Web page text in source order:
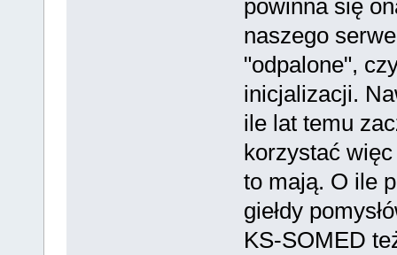
powinna się
naszego
"odpalone",
inicjalizacji.
ile lat temu
korzystać
to mają. O ile
giełdy
KS-SOMED